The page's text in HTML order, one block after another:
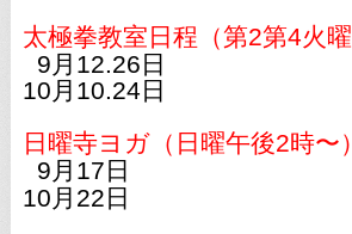
太極拳教室日程（第2第4火曜
9月12.26日
10月10.24日
日曜寺ヨガ（日曜午後2時〜）
9月 17 日
10月22日